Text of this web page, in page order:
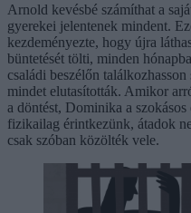
Arnold kevésbé számíthat a
gyerekei jelentenek mindent.
kezdeményezte, hogy újra
büntetését tölti, minden
családi beszélőn
mindet elutasították. Amikor
a döntést, Dominika a
fizikailag érintkezünk, átadok
csak szóban közölték vele.